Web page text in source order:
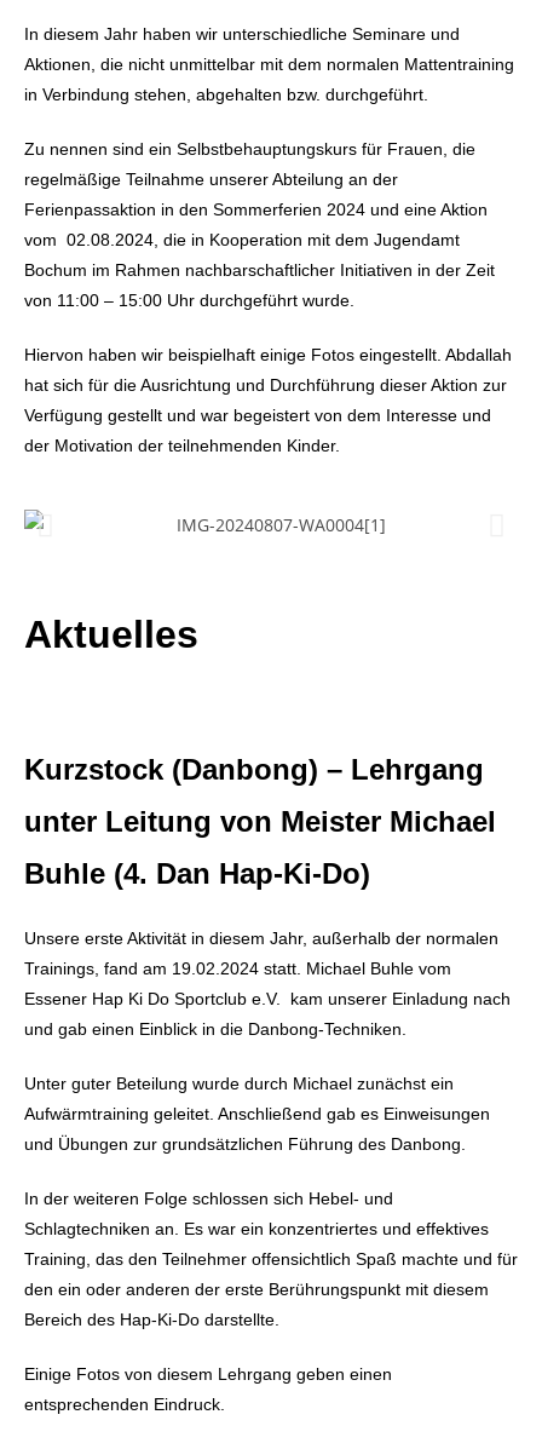
In diesem Jahr haben wir unterschiedliche Seminare und
Aktionen, die nicht unmittelbar mit dem normalen Mattentraining
in Verbindung stehen, abgehalten bzw. durchgeführt.
Zu nennen sind ein Selbstbehauptungskurs für Frauen, die
regelmäßige Teilnahme unserer Abteilung an der
Ferienpassaktion in den Sommerferien 2024 und eine Aktion
vom 02.08.2024, die in Kooperation mit dem Jugendamt
Bochum im Rahmen nachbarschaftlicher Initiativen in der Zeit
von 11:00 – 15:00 Uhr durchgeführt wurde.
Hiervon haben wir beispielhaft einige Fotos eingestellt. Abdallah
hat sich für die Ausrichtung und Durchführung dieser Aktion zur
Verfügung gestellt und war begeistert von dem Interesse und
der Motivation der teilnehmenden Kinder.
Aktuelles
Kurzstock (Danbong) – Lehrgang
unter Leitung von Meister Michael
Buhle (4. Dan Hap-Ki-Do)
Unsere erste Aktivität in diesem Jahr, außerhalb der normalen
Trainings, fand am 19.02.2024 statt. Michael Buhle vom
Essener Hap Ki Do Sportclub e.V. kam unserer Einladung nach
und gab einen Einblick in die Danbong-Techniken.
Unter guter Beteilung wurde durch Michael zunächst ein
Aufwärmtraining geleitet. Anschließend gab es Einweisungen
und Übungen zur grundsätzlichen Führung des Danbong.
In der weiteren Folge schlossen sich Hebel- und
Schlagtechniken an. Es war ein konzentriertes und effektives
Training, das den Teilnehmer offensichtlich Spaß machte und für
den ein oder anderen der erste Berührungspunkt mit diesem
Bereich des Hap-Ki-Do darstellte.
Einige Fotos von diesem Lehrgang geben einen
entsprechenden Eindruck.